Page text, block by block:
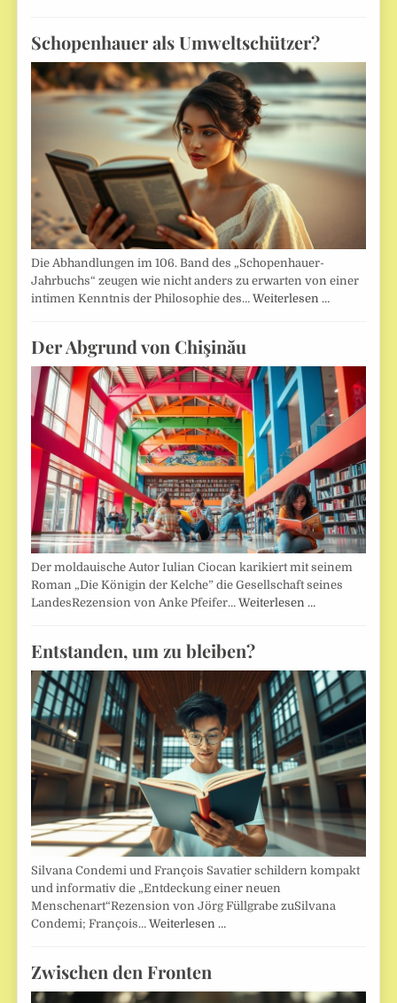
Schopenhauer als Umweltschützer?
Die Abhandlungen im 106. Band des „Schopenhauer-
Jahrbuchs“ zeugen wie nicht anders zu erwarten von einer
intimen Kenntnis der Philosophie des…Weiterlesen …
Der Abgrund von Chişinău
Der moldauische Autor Iulian Ciocan karikiert mit seinem
Roman „Die Königin der Kelche” die Gesellschaft seines
LandesRezension von Anke Pfeifer…Weiterlesen …
Entstanden, um zu bleiben?
Silvana Condemi und François Savatier schildern kompakt
und informativ die „Entdeckung einer neuen
Menschenart“Rezension von Jörg Füllgrabe zuSilvana
Condemi; François…Weiterlesen …
Zwischen den Fronten